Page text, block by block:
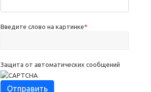
Введите слово на картинке*
Защита от автоматических сообщений